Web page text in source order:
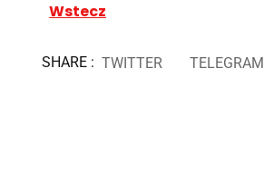
Wstecz
SHARE : TWITTER TELEGRAM